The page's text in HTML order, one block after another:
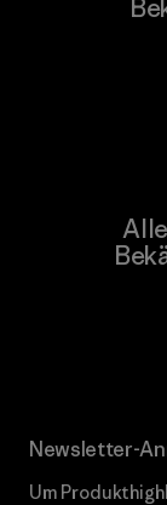
Newsletter-
Um